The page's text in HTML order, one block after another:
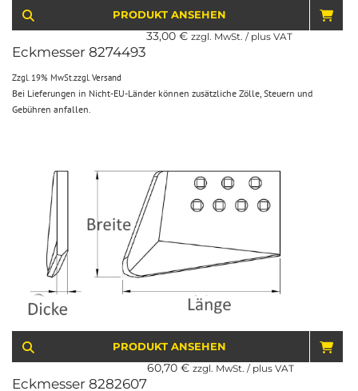
PRODUKT ANSEHEN
Eckmesser 8274493
33,00 € zzgl. MwSt. / plus VAT
Zzgl. 19% MwSt.zzgl.Versand
Bei Lieferungen in Nicht-EU-Länder können zusätzliche Zölle, Steuern und
Gebühren anfallen.
PRODUKT ANSEHEN
Eckmesser 8282607
60,70 € zzgl. MwSt. / plus VAT